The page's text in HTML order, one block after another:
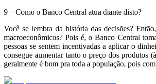
9 – Como o Banco Central atua diante disto?
Você se lembra da história das decisões?
macroeconômicos? Pois é, o Banco Central
pessoas se sentem incentivadas a aplicar o
consegue aumentar tanto o preço dos produtos
geralmente é bom pra toda a população, pois